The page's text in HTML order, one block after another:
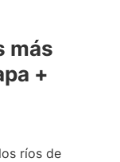
más
+
ríos de